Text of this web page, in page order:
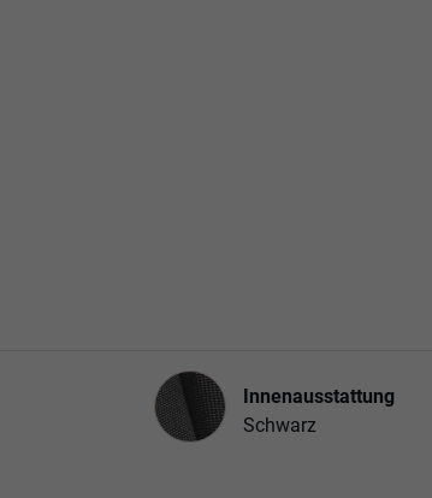
Innenausstattung
Innenausstattung
Schwarz